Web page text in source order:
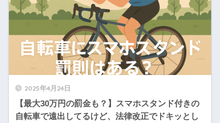
2025年4月24日
【最大30万円の罰金も？】スマホスタンド付きの
自転車で遠出してるけど、法律改正でドキッとし